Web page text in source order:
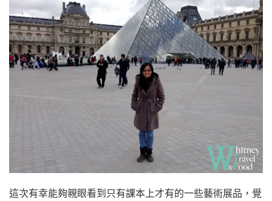
這次有幸能夠親眼看到只有課本上才有的一些藝術展品，覺